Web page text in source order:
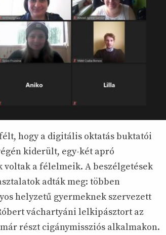
hogy a digitális oktatás buktatói
kiderült, egy-két apró
a félelmeik. A beszélgetések
adták meg: többen
helyzetű gyermeknek szervezett
váchartyáni lelkipásztort az
részt cigánymissziós alkalmakon.